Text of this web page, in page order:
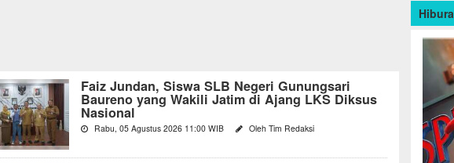
Faiz Jundan, Siswa SLB Negeri Gunungsari
Baureno yang Wakili Jatim di Ajang LKS Diksus
Nasional
Rabu, 05 Agustus 2026 11:00 WIB Oleh Tim Redaksi